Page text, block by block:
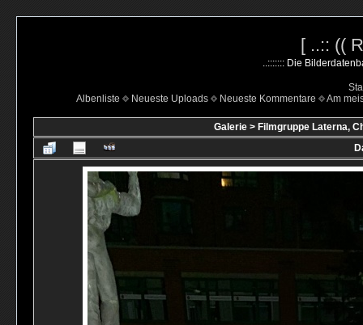
[ ..:: ((
..::::::: Die
Albenliste
Neueste Uploads Neueste Kommentare Am
Galerie> Filmgruppe Laterna,